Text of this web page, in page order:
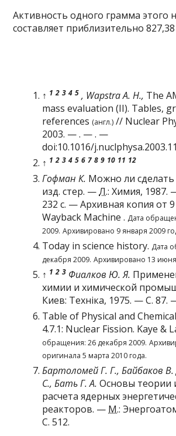
Активность одного грамма этого
составляет приблизительно 827,38
↑ 1 2 3 4 5 , Wapstra A. H., The
mass evaluation (II). Tables,
references (англ.) // Nuclear
2003. — . — . —
doi:10.1016/
↑ 1 2 3 4 5 6 7 8 9 10 11 12
Гофман К. Можно ли сделать
изд. стер. —Л.: Химия, 1987.
232 с. —Архивная копия от
Wayback Machine . Дата
2009. Архивировано 9 января 2009
Today in science history. Дата
декабря 2009. Архивировано 13
↑ 1 2 3 Фиалков Ю. Я.
химии и химической
Киев: Техніка, 1975. — С. 87.
Table of Physical and
4.7.1: Nuclear Fission. Kaye &
обращения: 26 декабря 2009.
оригинала 5 марта 2010 года.
Бартоломей Г. Г., Байбаков
С., Бать Г. А. Основы теории
расчета ядерных
реакторов. — М.:
С. 512.